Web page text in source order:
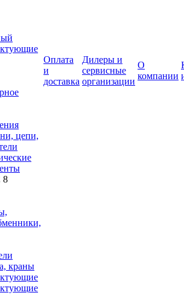
цепи,
краны
Оплата
и
доставка
Дилеры и
сервисные
организации
О
компании